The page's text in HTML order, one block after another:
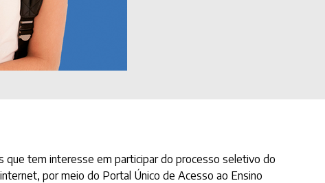
que tem interesse em participar do processo seletivo do
por meio do Portal Único de Acesso ao Ensino